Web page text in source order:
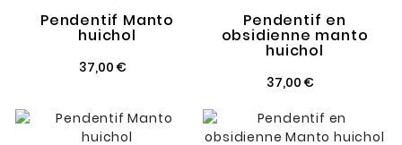
Pendentif Manto
huichol
37,00 €
Pendentif en
obsidienne manto
huichol
37,00 €